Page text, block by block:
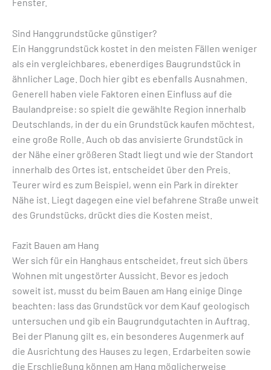
Sind Hanggrundstücke günstiger?
Ein Hanggrundstück kostet in den meisten Fällen weniger
als ein vergleichbares, ebenerdiges Baugrundstück in
ähnlicher Lage. Doch hier gibt es ebenfalls Ausnahmen.
Generell haben viele Faktoren einen Einfluss auf die
Baulandpreise: so spielt die gewählte Region innerhalb
Deutschlands, in der du ein Grundstück kaufen möchtest,
eine große Rolle. Auch ob das anvisierte Grundstück in
der Nähe einer größeren Stadt liegt und wie der Standort
innerhalb des Ortes ist, entscheidet über den Preis.
Teurer wird es zum Beispiel, wenn ein Park in direkter
Nähe ist. Liegt dagegen eine viel befahrene Straße unweit
des Grundstücks, drückt dies die Kosten meist.
Fazit Bauen am Hang
Wer sich für ein Hanghaus entscheidet, freut sich übers
Wohnen mit ungestörter Aussicht. Bevor es jedoch
soweit ist, musst du beim Bauen am Hang einige Dinge
beachten: lass das Grundstück vor dem Kauf geologisch
untersuchen und gib ein Baugrundgutachten in Auftrag.
Bei der Planung gilt es, ein besonderes Augenmerk auf
die Ausrichtung des Hauses zu legen. Erdarbeiten sowie
die Erschließung können am Hang möglicherweise